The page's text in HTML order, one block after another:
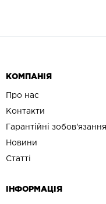
КОМПАНІЯ
Про нас
Контакти
Гарантійні зобов'язання
Новини
Статті
ІНФОРМАЦІЯ